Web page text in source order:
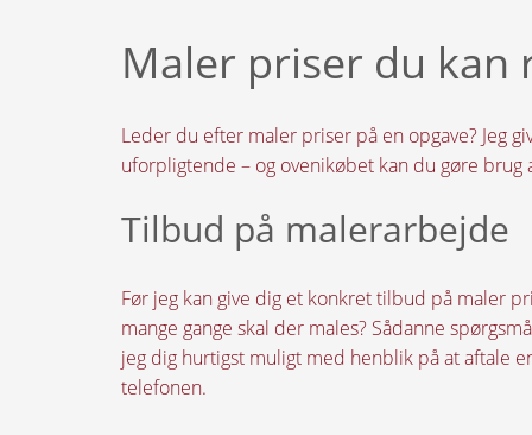
Maler priser du kan
Leder du efter maler priser på en opgave? Jeg
uforpligtende – og ovenikøbet kan du gøre
Tilbud på malerarbejde
Før jeg kan give dig et konkret tilbud på maler
mange gange skal der males? Sådanne
jeg dig hurtigst muligt med henblik på at aftale
telefonen.